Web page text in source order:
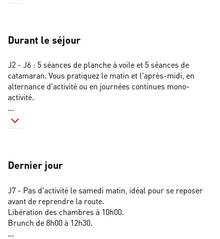
Durant le séjour
J2 - J6 : 5 séances de planche à voile et 5 séances de
catamaran. Vous pratiquez le matin et l'après-midi, en
alternance d'activité ou en journées continues mono-
activité.
...
Dernier jour
J7 - Pas d'activité le samedi matin, idéal pour se reposer
avant de reprendre la route.
Libération des chambres à 10h00.
Brunch de 8h00 à 12h30.
...